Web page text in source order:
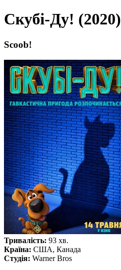
Скубі-Ду! (2020)
Scoob!
Тривалість: 93 хв.
Країна: США, Канада
Студія: Warner Bros